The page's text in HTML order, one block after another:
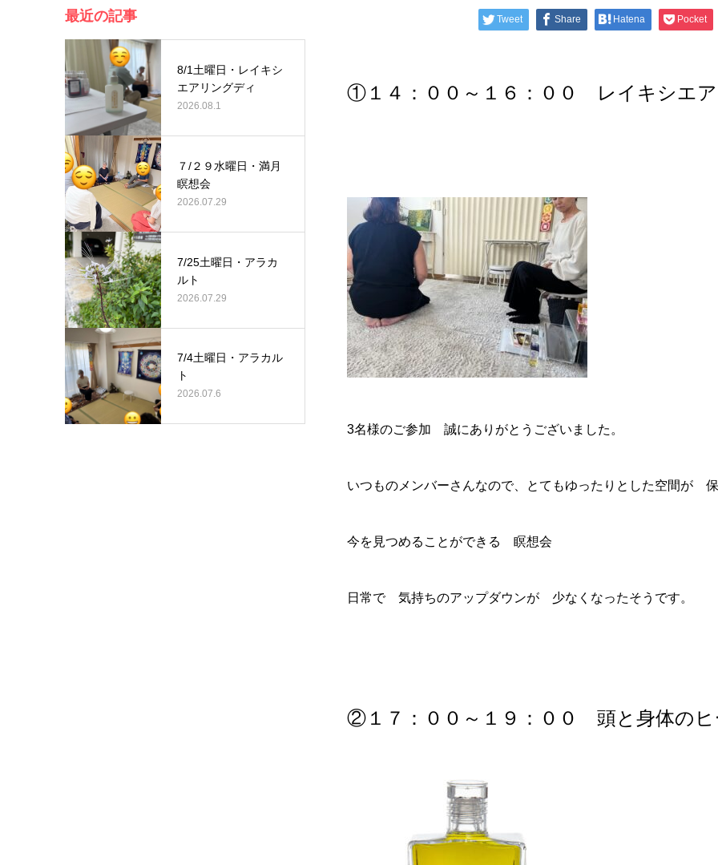
Tweet Share Hatena Pocket
①１４：００～１６：００ レイキシエ
3名様のご参加 誠にありがとうございました。
いつものメンバーさんなので、とてもゆったりとした空間が
今を見つめることができる 瞑想会
日常で 気持ちのアップダウンが 少なくなったそうです。
②１７：００～１９：００ 頭と身体の
最近の記事
8/1土曜日・レイキシ
エアリングディ
2026.08.1
７/２９水曜日・満月
瞑想会
2026.07.29
7/25土曜日・アラカ
ルト
2026.07.29
7/4土曜日・アラカル
ト
2026.07.6